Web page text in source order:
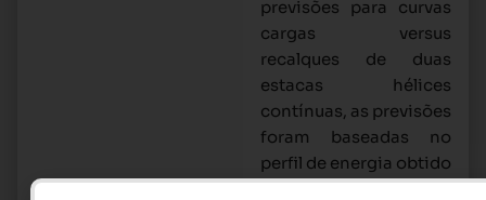
previsões para curvas
cargas versus
recalques de duas
estacas hélices
contínuas, as previsões
foram baseadas no
perfil de energia obtido
durante a execução das